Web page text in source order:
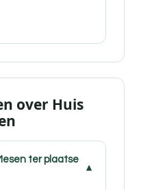
over Huis
ter plaatse